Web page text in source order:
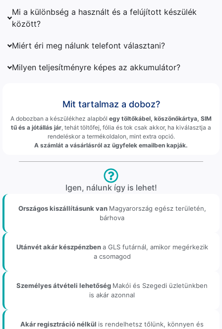
Mi a különbség a használt és a felújított készülék
között?
Miért éri meg nálunk telefont választani?
Milyen teljesítményre képes az akkumulátor?
Mit tartalmaz a doboz?
A dobozban a készülékhez alapból egy töltőkábel, köszönőkártya, SIM
tű és a jótállás jár, tehát töltőfej, fólia és tok csak akkor, ha kiválasztja a
rendeléskor a termékoldalon, mint extra opció.
A számlát a vásárlásról az ügyfelek emailben kapják.
Igen, nálunk így is lehet!
Országos kiszállításunk van Magyarország egész területén,
bárhova
Utánvét akár készpénzbena GLS futárnál, amikor megérkezik
a csomagod
Személyes átvételi lehetőség Makói és Szegedi üzletünkben
is akár azonnal
Akár regisztráció nélkül is rendelhetsz tőlünk, könnyen és